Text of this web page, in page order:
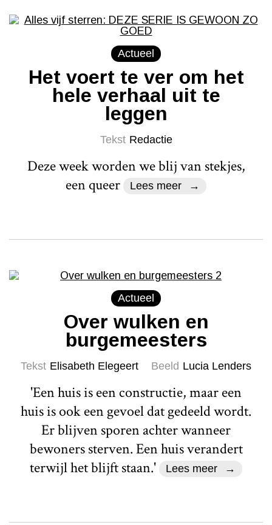
Actueel
Het voert te ver om het
hele verhaal uit te
leggen
Tekst Redactie
Deze week worden we blij van stekjes,
een queer
Lees meer
Actueel
Over wulken en
burgemeesters
Tekst Elisabeth Elegeert Beeld Lucia Lenders
'Een huis is een constructie, maar een
huis is ook een gevoel dat gedeeld wordt.
Er blijven sporen achter wanneer
bewoners sterven. Een huis verandert
terwijl het blijft staan.'
Lees meer